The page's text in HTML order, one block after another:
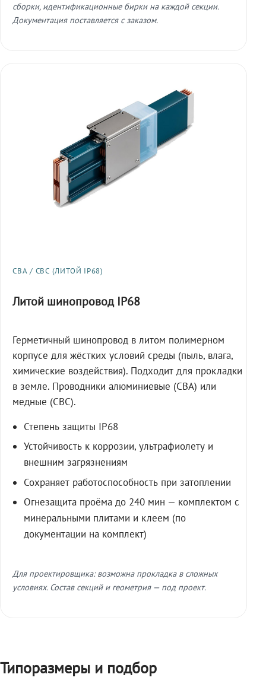
сборки, идентификационные бирки на каждой секции.
Документация поставляется с заказом.
СВА / СВС (ЛИТОЙ IP68)
Литой шинопровод IP68
Герметичный шинопровод в литом полимерном
корпусе для жёстких условий среды (пыль, влага,
химические воздействия). Подходит для прокладки
в земле. Проводники алюминиевые (СВА) или
медные (СВС).
Степень защиты IP68
Устойчивость к коррозии, ультрафиолету и
внешним загрязнениям
Сохраняет работоспособность при затоплении
Огнезащита проёма до 240 мин — комплектом с
минеральными плитами и клеем (по
документации на комплект)
Для проектировщика: возможна прокладка в сложных
условиях. Состав секций и геометрия — под проект.
Типоразмеры и подбор